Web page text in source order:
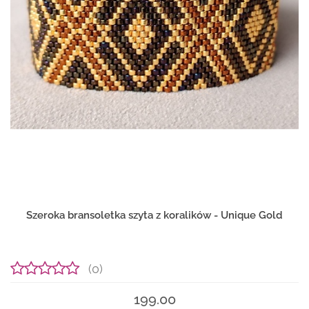
Szeroka bransoletka szyta z koralików - Unique Gold
(0)
199.00